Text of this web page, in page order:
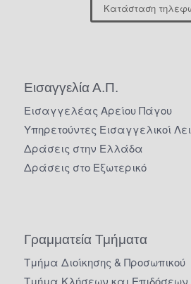
Κατάσταση
Εισαγγελία Α.Π.
Εισαγγελέας Αρείου Πάγου
Υπηρετούντες Εισαγγελικοί
Δράσεις στην Ελλάδα
Δράσεις στο Εξωτερικό
Γραμματεία Τμήματα
Τμήμα Διοίκησης & Προσωπικού
Τμήμα Κλήσεων και Επιδόσεων